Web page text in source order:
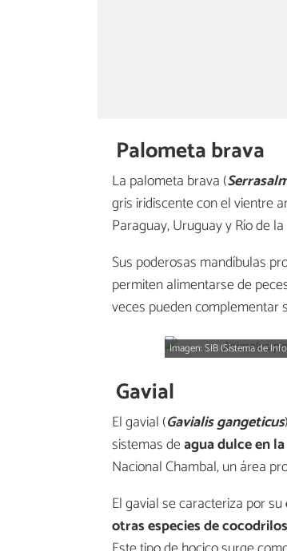
Palometa brava
La palometa brava (
gris iridiscente con el vientre
Paraguay, Uruguay y Río de
Sus poderosas mandíbulas
permiten alimentarse de
veces pueden complementar
Imagen: SIB (Sistema de
Gavial
El gavial (Gavialis gangeticus
sistemas deagua dulce en
Nacional Chambal, un área
El gavial se caracteriza por su
otras especies de cocodrilos